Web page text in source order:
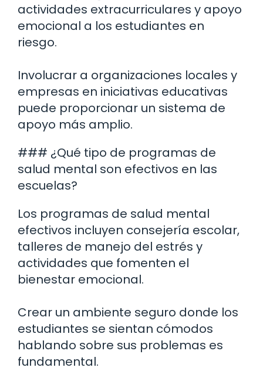
actividades extracurriculares y apoyo
emocional a los estudiantes en
riesgo.
Involucrar a organizaciones locales y
empresas en iniciativas educativas
puede proporcionar un sistema de
apoyo más amplio.
### ¿Qué tipo de programas de
salud mental son efectivos en las
escuelas?
Los programas de salud mental
efectivos incluyen consejería escolar,
talleres de manejo del estrés y
actividades que fomenten el
bienestar emocional.
Crear un ambiente seguro donde los
estudiantes se sientan cómodos
hablando sobre sus problemas es
fundamental.